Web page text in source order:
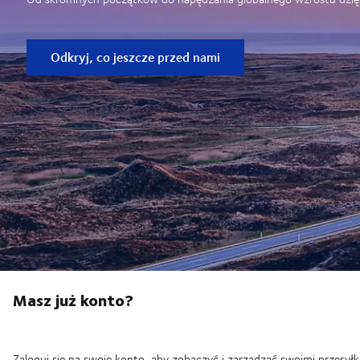
Odkryj, co jeszcze przed nami
Masz już konto?